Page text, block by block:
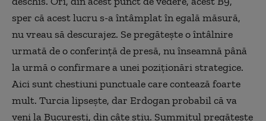
sper că acest lucru s-a întâmplat în egală măsură,
nu vreau să descurajez. Se pregătește o întâlnire
urmată de o conferință de presă, nu înseamnă până
la urmă o confirmare a unei poziționări strategice.
Aici sunt chestiuni punctuale care contează foarte
mult. Turcia lipsește, dar Erdogan probabil că va
veni la București, din câte știu. Summitul pregătește